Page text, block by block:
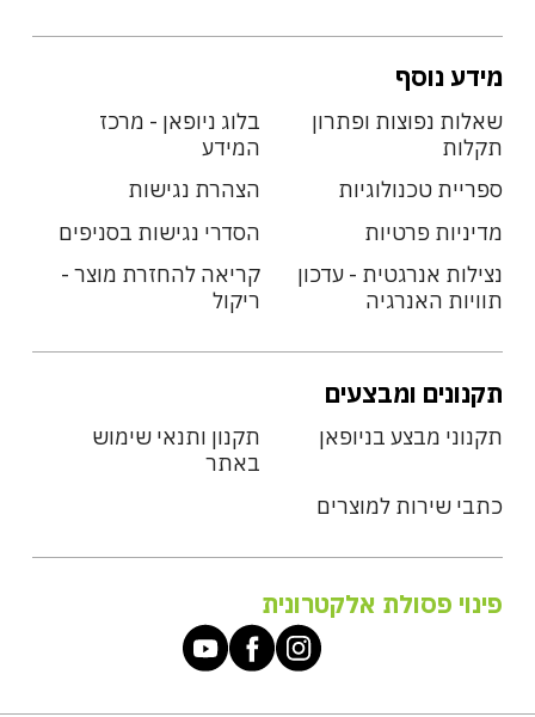
מידע נוסף
שאלות נפוצות ופתרון
תקלות
בלוג ניופאן - מרכז
המידע
ספריית טכנולוגיות
הצהרת נגישות
מדיניות פרטיות
הסדרי נגישות בסניפים
נצילות אנרגטית - עדכון
תוויות האנרגיה
קריאה להחזרת מוצר -
ריקול
תקנונים ומבצעים
תקנוני מבצע בניופאן
תקנון ותנאי שימוש
באתר
כתבי שירות למוצרים
פינוי פסולת אלקטרונית